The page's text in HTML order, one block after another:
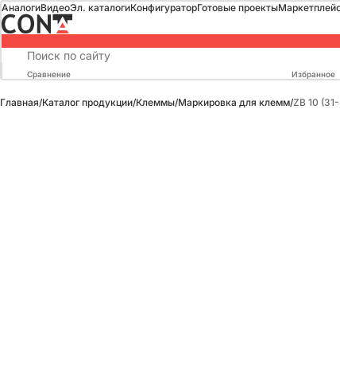
АналогиВидеоЭл. каталогиКонфигураторГотовые проекты
Сравнение Избранное
Главная/Каталог продукции/Клеммы/Маркировка для клемм/ZB 10